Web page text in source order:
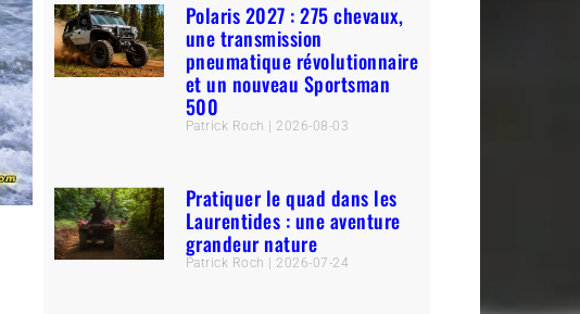
Polaris 2027 : 275 chevaux,
une transmission
pneumatique révolutionnaire
et un nouveau Sportsman
500
Patrick Roch 2026-08-03
Pratiquer le quad dans les
Laurentides : une aventure
grandeur nature
Patrick Roch 2026-07-24